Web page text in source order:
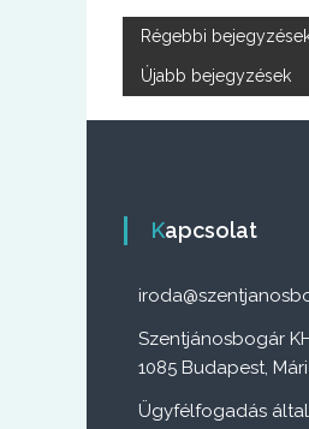
B
e
g
y
z
Régebbi
Újabb bejegyzések
Kapcsolat
Szentjánosbogár
1085 Budapest,
Ügyfélfogadás